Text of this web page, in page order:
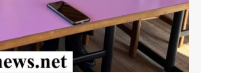
العالم العربي
تستمر هذه المعاناة التي تمزق القلوب والضمائر؟